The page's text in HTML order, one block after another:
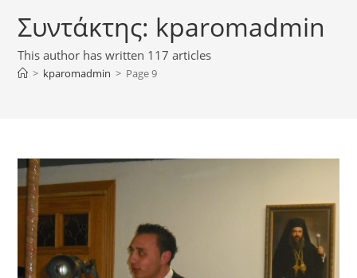
Συντάκτης: kparomadmin
This author has written 117 articles
> kparomadmin > Page 9